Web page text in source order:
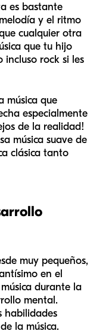
es bastante
y el ritmo
cualquier otra
que tu hijo
incluso rock si les
música que
especialmente
de la realidad!
música suave de
clásica tanto
muy pequeños,
en el
durante la
mental.
habilidades
la música.